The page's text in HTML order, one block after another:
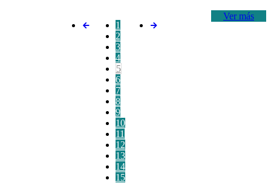
Ver más
1
2
3
4
5
6
7
8
9
10
11
12
13
14
15